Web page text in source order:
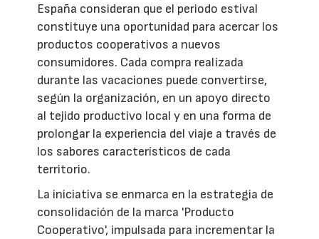
España consideran que el periodo estival
constituye una oportunidad para acercar los
productos cooperativos a nuevos
consumidores. Cada compra realizada
durante las vacaciones puede convertirse,
según la organización, en un apoyo directo
al tejido productivo local y en una forma de
prolongar la experiencia del viaje a través de
los sabores característicos de cada
territorio.
La iniciativa se enmarca en la estrategia de
consolidación de la marca 'Producto
Cooperativo', impulsada para incrementar la